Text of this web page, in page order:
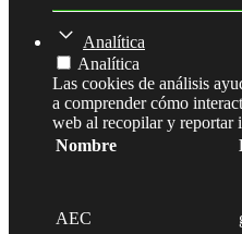
Analítica
Analítica
Las cookies de análisis
a comprender cómo
web al recopilar y reportar
Nombre
AEC